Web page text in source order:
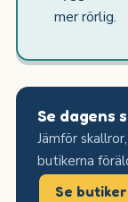
mer rörlig.
Se dagens
Jämför
butikerna
Se butiker